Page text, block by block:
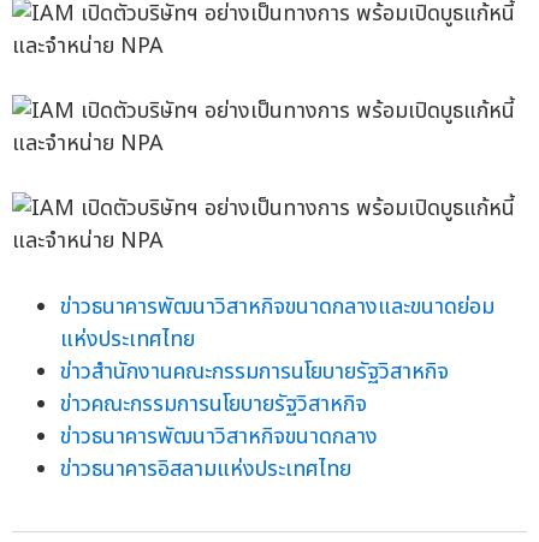
ข่าวธนาคารพัฒนาวิสาหกิจขนาดกลางและขนาดย่อม
แห่งประเทศไทย
ข่าวสำนักงานคณะกรรมการนโยบายรัฐวิสาหกิจ
ข่าวคณะกรรมการนโยบายรัฐวิสาหกิจ
ข่าวธนาคารพัฒนาวิสาหกิจขนาดกลาง
ข่าวธนาคารอิสลามแห่งประเทศไทย